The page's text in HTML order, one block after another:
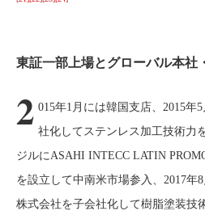
東証一部上場とグローバル本社
2 015年1月には韓国支店、2015年
社化してステンレス加工技術力
ジルにASAHI INTECC LATIN
を設立して中南米市場参入、2017年
株式会社を子会社化して樹脂塗装技